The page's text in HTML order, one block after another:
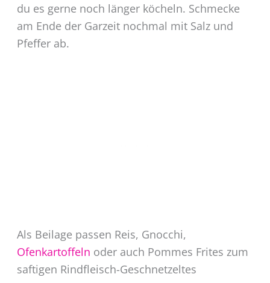
du es gerne noch länger köcheln. Schmecke
am Ende der Garzeit nochmal mit Salz und
Pfeffer ab.
Als Beilage passen Reis, Gnocchi,
Ofenkartoffeln oder auch Pommes Frites zum
saftigen Rindfleisch-Geschnetzeltes